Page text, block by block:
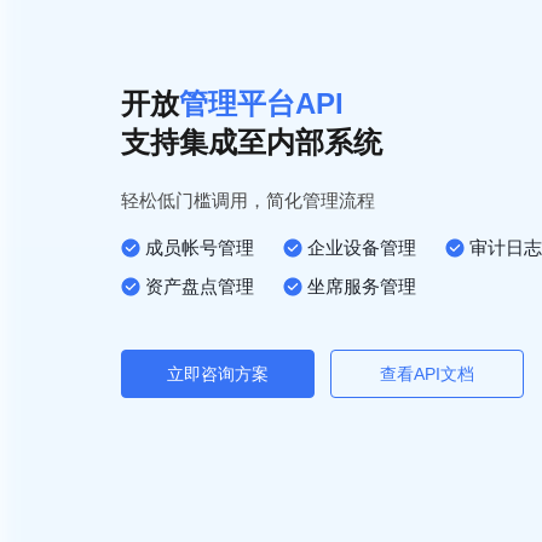
开放管理平台API
支持集成至内部系统
轻松低门槛调用，简化管理流程
成员帐号管理 企业设备管理
审计日
资产盘点管理
坐席服务管理
立即咨询方案 查看API文档